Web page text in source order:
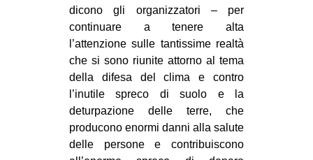
ESTREMO ORIENTE
EUROPA
MEDIO ORIENTE
MONDO
EVENTI
dicono gli organizzatori – per
continuare a tenere alta
l’attenzione sulle tantissime realtà
che si sono riunite attorno al tema
della difesa del clima e contro
l’inutile spreco di suolo e la
deturpazione delle terre, che
producono enormi danni alla salute
delle persone e contribuiscono